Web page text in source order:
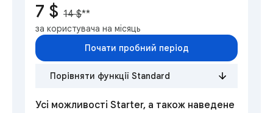
7 $ 14 $**
за користувача на місяць
Почати пробний період
Порівняти функції Standard
Усі можливості Starter, а також наведене